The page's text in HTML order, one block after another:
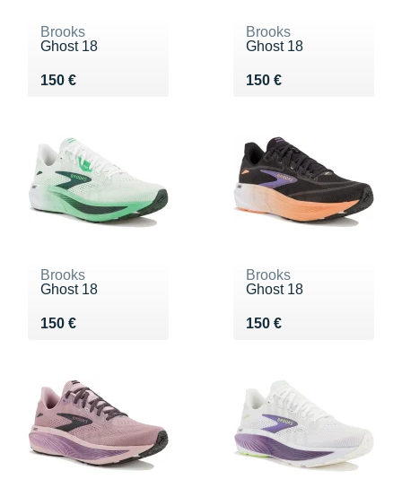
Brooks
Ghost 18
150 €
Vendu 150 €
Brooks
Ghost 18
150 €
Vendu 150 €
Brooks
Ghost 18
150 €
Vendu 150 €
Brooks
Ghost 18
150 €
Vendu 150 €